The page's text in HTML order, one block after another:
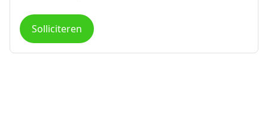
Solliciteren